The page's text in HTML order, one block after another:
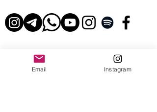
© 2026 - Leo Saldanha.
Email Instagram